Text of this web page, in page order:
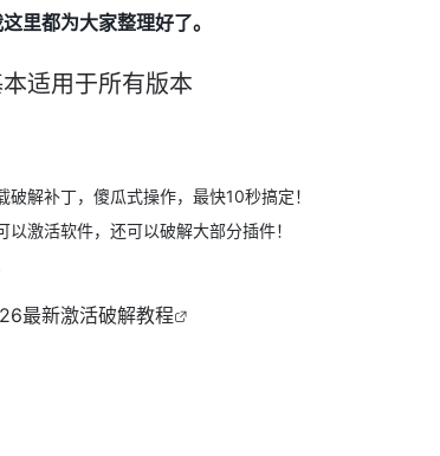
里都为大家整理好了。
适用于所有版本
解补丁，傻瓜式操作，最快10秒搞定！
激活软件，还可以破解大部分插件！
最新激活破解教程